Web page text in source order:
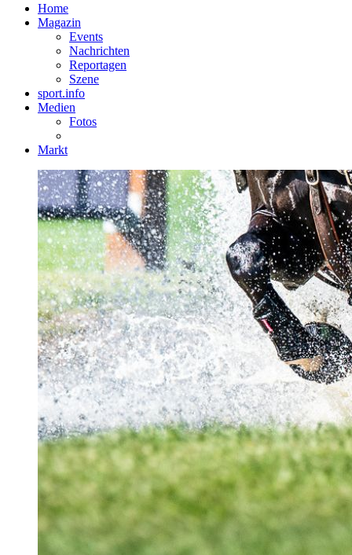
Home
Magazin
Events
Nachrichten
Reportagen
Szene
sport.info
Medien
Fotos
Markt